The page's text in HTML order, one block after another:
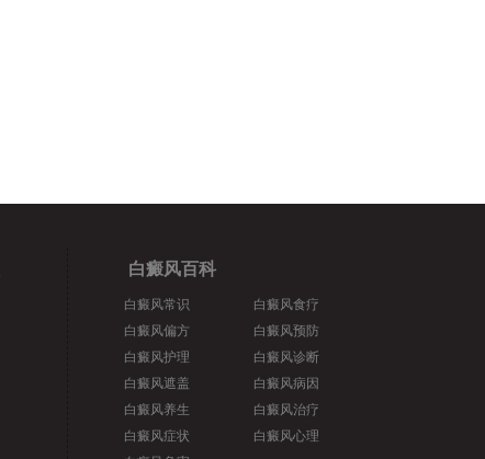
白癜风百科
白癜风常识
白癜风偏方
白癜风护理
白癜风遮盖
白癜风养生
白癜风症状
白癜风食疗
白癜风预防
白癜风诊断
白癜风病因
白癜风治疗
白癜风心理